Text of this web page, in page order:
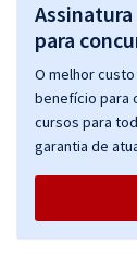
para
O melhor custo
benefício para
cursos para
garantia de